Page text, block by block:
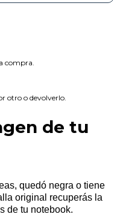
compra.
otro o devolverlo.
de tu
quedó negra o tiene
original recuperás la
de tu notebook.